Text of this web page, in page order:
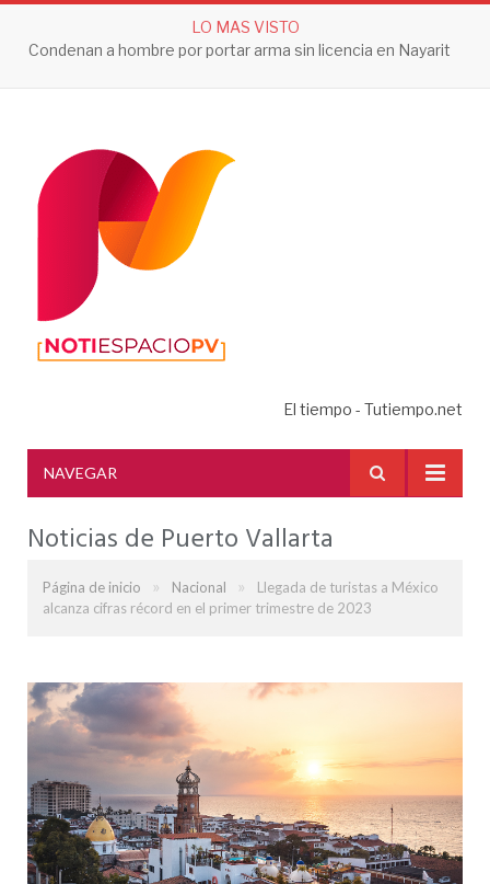
LO MAS VISTO
Condenan a hombre por portar arma sin licencia en Nayarit
El tiempo - Tutiempo.net
NAVEGAR
Noticias de Puerto Vallarta
Página de inicio » Nacional »
Llegada de turistas a México
alcanza cifras récord en el primer trimestre de 2023